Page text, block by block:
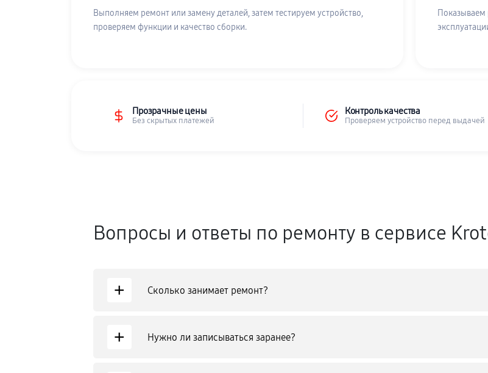
Выполняем ремонт или замену деталей, затем тестируем устройство,
проверяем функции и качество сборки.
Показываем
Прозрачные цены
Без скрытых платежей
Контроль качества
Проверяем устройство перед выдачей
Вопросы и ответы по ремонту в сервисе
+ Сколько занимает ремонт?
+ Нужно ли записываться заранее?